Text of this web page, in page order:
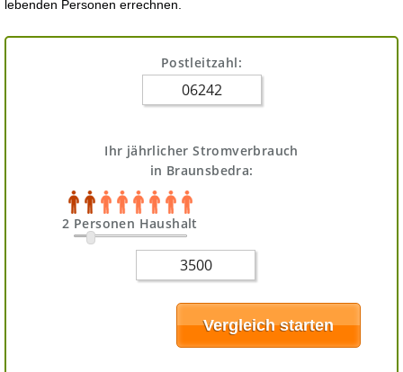
lebenden Personen errechnen.
Postleitzahl:
Ihr jährlicher Stromverbrauch
in Braunsbedra:
2 Personen Haushalt